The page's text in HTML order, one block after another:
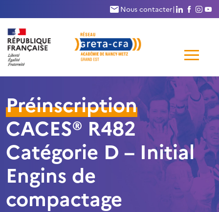
Nous contacter| NousNous
de
Préinscription
CACES® R482
Catégorie D – Initial
Engins de
compactage